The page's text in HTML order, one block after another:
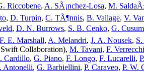
Riccobene, A. SÃ¡nchez-Losa, M.
, D. Turpin, C. TÃ¶nnis, B. Vallage, V.
, D. N. Burrows, S. B. Cenko, G.
F. E. Marshall, A. Melandri, J. A. Nousek,
Collaboration), M. Tavani, F.
Cardillo, G. Piano, F. Longo, F. Lucarelli,
Antonelli, G. Barbiellini, P. Caraveo, P. W.